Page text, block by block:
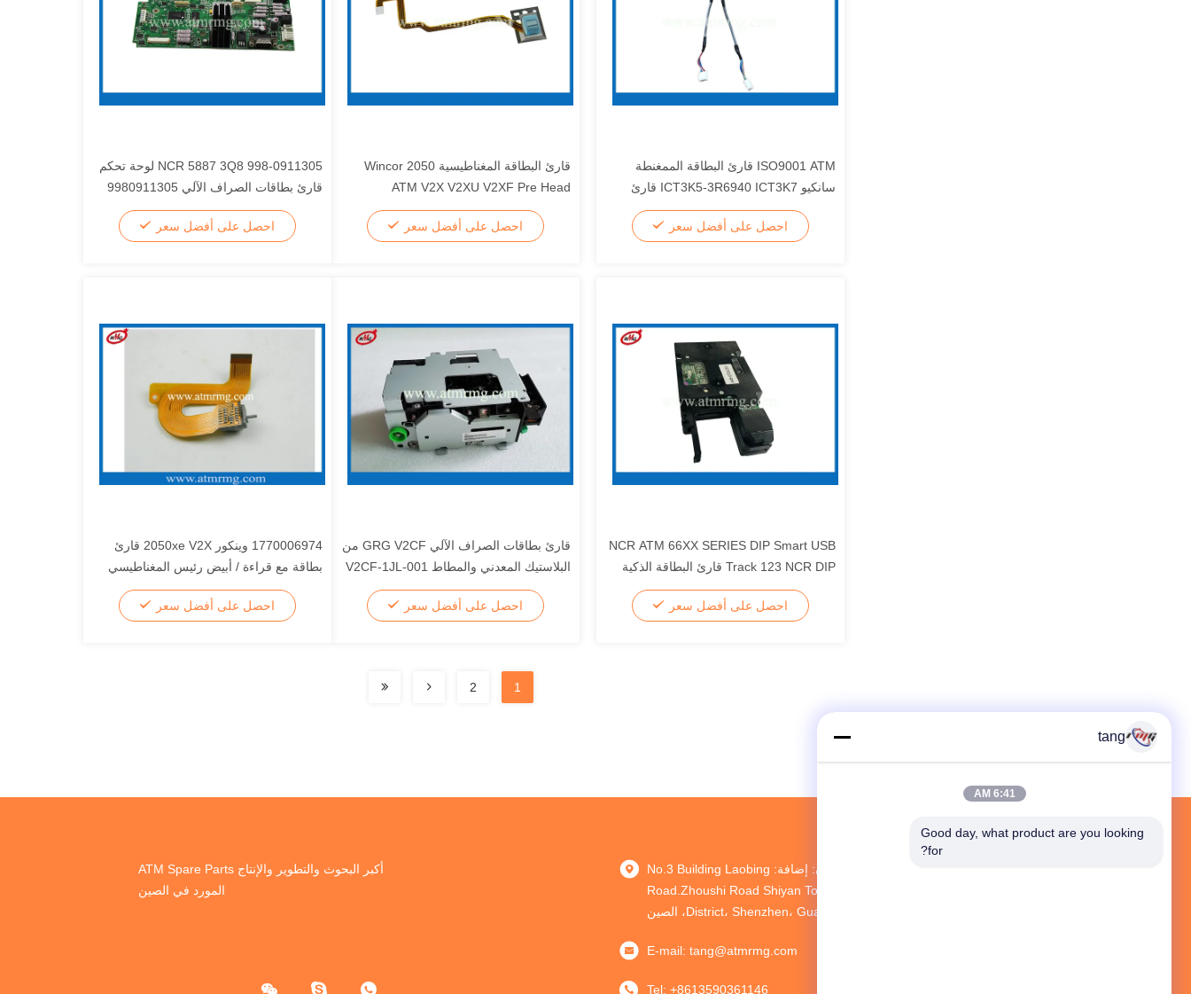
ISO9001 ATM قارئ البطاقة الممغنطة
سانكيو ICT3K5-3R6940 ICT3K7 قارئ
بطاقة رئيس S02A395A01
احصل على أفضل سعر
قارئ البطاقة المغناطيسية Wincor 2050
ATM V2X V2XU V2XF Pre Head
1770010153 6954086-9
احصل على أفضل سعر
998-0911305 NCR 5887 3Q8 لوحة تحكم
قارئ بطاقات الصراف الآلي 9980911305
احصل على أفضل سعر
NCR ATM 66XX SERIES DIP Smart USB
Track 123 NCR DIP قارئ البطاقة الذكية
4450704253
احصل على أفضل سعر
قارئ بطاقات الصراف الآلي GRG V2CF من
البلاستيك المعدني والمطاط V2CF-1JL-001
احصل على أفضل سعر
1770006974 وينكور 2050xe V2X قارئ
بطاقة مع قراءة / أبيض رئيس المغناطيسي
احصل على أفضل سعر
1
2
العنوان: إضافة: No.3 Building Laobing
Road.Zhoushi Road Shiyan Town، Baoan
District، Shenzhen، Guang Dong، الصين
E-mail: tang@atmrmg.com
Tel: +8613590361146
أكبر البحوث والتطوير والإنتاج ATM Spare Parts
المورد في الصين
tang
6:41 AM
Good day, what product are you looking
for?